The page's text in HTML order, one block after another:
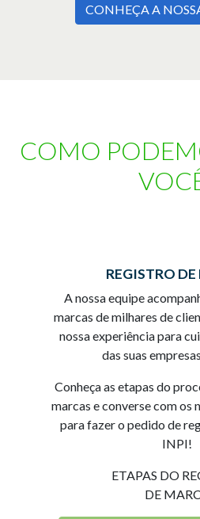
CONHEÇA A
COMO
REGISTRO
A nossa equipe
marcas de milhares de
nossa experiência para
das suas
Conheça as etapas do
marcas e converse com os
para fazer o pedido de
INPI!
ETAPAS DO
DE